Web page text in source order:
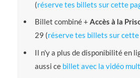
(réserve tes billets sur cette
Billet combiné + Accès à la
29 (réserve tes billets sur cette
Il n'y a plus de disponibilité en
aussi ce billet avec la vidéo